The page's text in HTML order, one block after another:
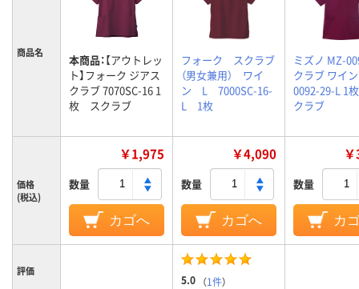
商品名 本商品：【アウトレッ
ト】フォーク ジアス
クラブ 7070SC-16 1
枚 スクラブ
フォーク スクラブ
（男女兼用） ワイ
ン L 7000SC-16-
L 1枚
ミズノ MZ-
クラブ ワイ
0092-29-L 1
クラブ
価格
(税込)
￥1,975
数量
カゴへ
￥4,090
数量
カゴへ
数量
カ
評価
5.0 （1件）